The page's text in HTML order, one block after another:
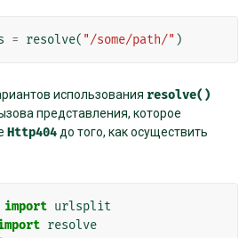
= resolve( "/some/path/" )
использования resolve()
представления, которое
Http404 до того, как осуществить
import urlsplit
resolve